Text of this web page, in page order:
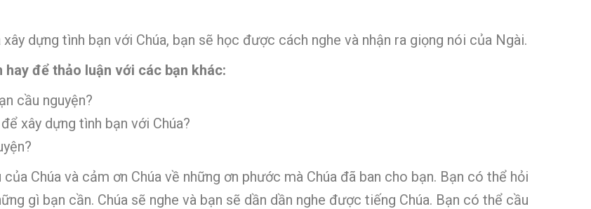
dựng tình bạn với Chúa, bạn sẽ học được cách nghe và nhận ra giọng nói của Ngài.
để thảo luận với các bạn khác:
cầu nguyện?
xây dựng tình bạn với Chúa?
Chúa và cảm ơn Chúa về những ơn phước mà Chúa đã ban cho bạn. Bạn có thể hỏi
gì bạn cần. Chúa sẽ nghe và bạn sẽ dần dần nghe được tiếng Chúa. Bạn có thể cầu